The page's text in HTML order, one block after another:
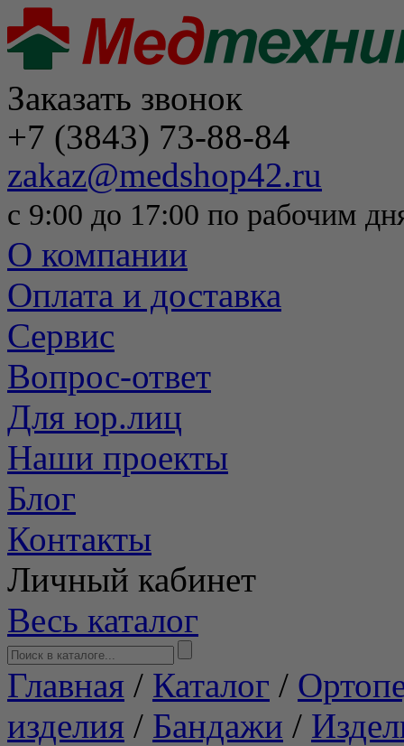
Заказать звонок
+7 (3843) 73-88-84
zakaz@medshop42.ru
с 9:00 до 17:00 по рабочим
О компании
Оплата и доставка
Сервис
Вопрос-ответ
Для юр.лиц
Наши проекты
Блог
Контакты
Личный кабинет
Весь каталог
Главная / Каталог /
изделия / Бандажи /